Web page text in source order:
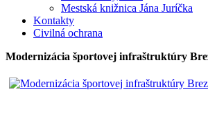
Mestská knižnica Jána Juríčka
Kontakty
Civilná ochrana
Modernizácia športovej infraštruktúry